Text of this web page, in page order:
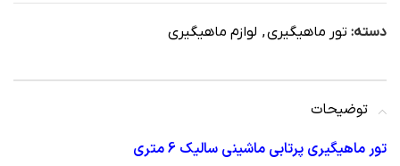
دسته: تور ماهیگیری, لوازم ماهیگیری
توضیحات
تور ماهیگیری پرتابی ماشینی سالیک 6 متری